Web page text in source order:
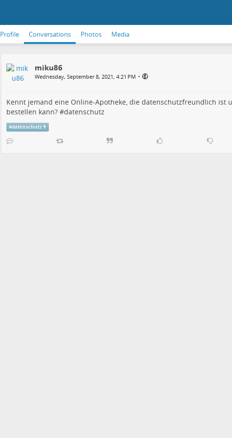
Profile Conversations Photos Media
miku86
Wednesday, September 8, 2021, 4:21 PM •
Kennt jemand eine Online-Apotheke, die datenschutzfreundlich ist
bestellen kann? #datenschutz
#datenschutz